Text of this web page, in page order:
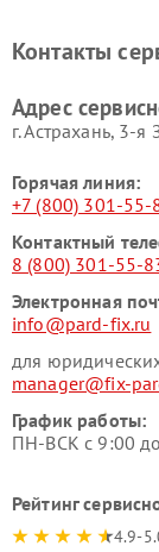
Контакты
Адрес
г. Астрахань, 3-
Горячая линия:
+7 (800) 301-55-
Контактный
8 (800) 301-55-
Электронная
info@pard-fix.ru
для
manager@fix-
График работы:
ПН-ВСК с 9:00
Рейтинг
4.9-